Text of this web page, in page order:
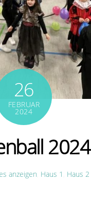
26
FEBRUAR
2024
2024
anzeigen Haus 1 Haus 2